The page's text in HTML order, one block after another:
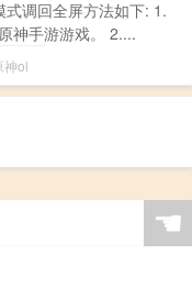
式调回全屏方法如下: 1.
神手游游戏。 2....
神ol
☚